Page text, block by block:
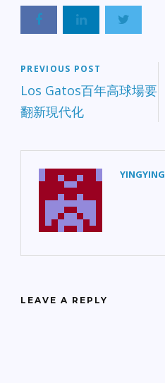
PREVIOUS POST
Los Gatos百年高球場要
翻新現代化
YINGYING
LEAVE A REPLY